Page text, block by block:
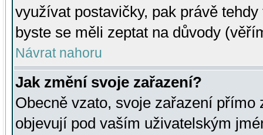
využívat postavičky, pak právě
byste se měli zeptat na důvody
Návrat nahoru
Jak změní svoje zařazení?
Obecně vzato, svoje zařazení přímo
objevují pod vaším uživatelským